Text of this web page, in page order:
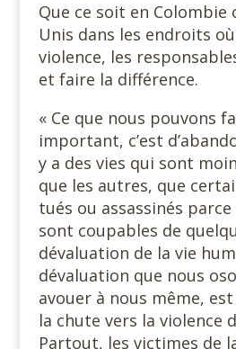
Que ce soit en Colombie
Unis dans les endroits
violence, les
et faire la différence.
« Ce que nous pouvons
important, c’est
y a des vies qui sont
que les autres, que
tués ou assassinés
sont coupables de
dévaluation de la vie
dévaluation que nous
avouer à nous même,
la chute vers la violence
Partout, les victimes de